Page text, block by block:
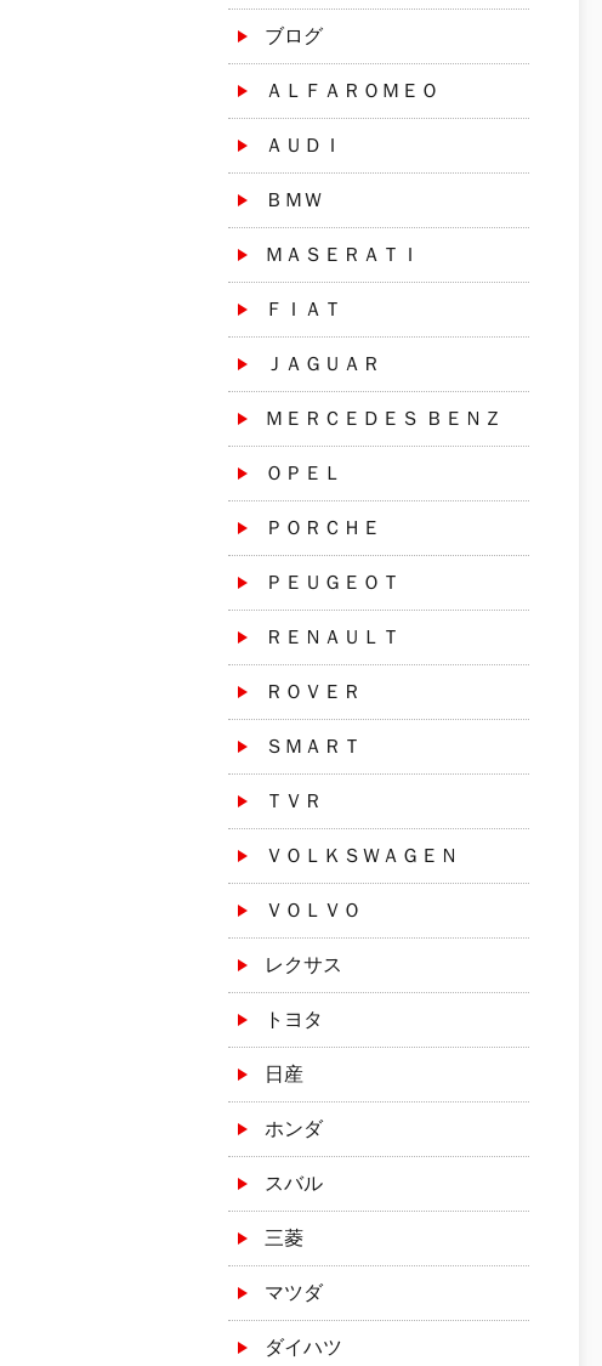
ブログ
ＡＬＦＡＲＯＭＥＯ
ＡＵＤＩ
ＢＭＷ
ＭＡＳＥＲＡＴＩ
ＦＩＡＴ
ＪＡＧＵＡＲ
ＭＥＲＣＥＤＥＳ ＢＥＮＺ
ＯＰＥＬ
ＰＯＲＣＨＥ
ＰＥＵＧＥＯＴ
ＲＥＮＡＵＬＴ
ＲＯＶＥＲ
ＳＭＡＲＴ
ＴＶＲ
ＶＯＬＫＳＷＡＧＥＮ
ＶＯＬＶＯ
レクサス
トヨタ
日産
ホンダ
スバル
三菱
マツダ
ダイハツ